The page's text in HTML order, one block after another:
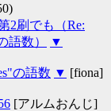
2刷でも（Re:
語数）
▼
の語数 ▼ [fiona]
[アルムおんじ]